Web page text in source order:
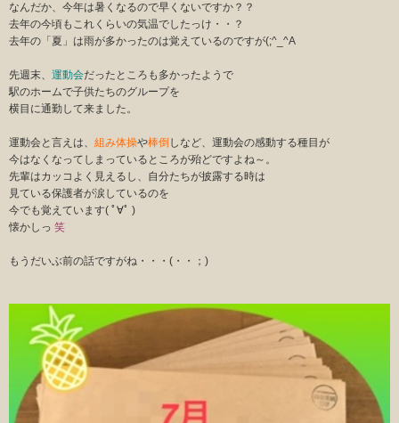
なんだか、今年は暑くなるので早くないですか？？
去年の今頃もこれくらいの気温でしたっけ・・？
去年の「夏」は雨が多かったのは覚えているのですが(;^_^A
先週末、 運動会だったところも多かったようで
駅のホームで子供たちのグループを
横目に通勤して来ました。
運動会と言えは、 組み体操や棒倒 しなど、運動会の感動する種目が
今はなくなってしまっているところが殆どですよね～。
先輩はカッコよく見えるし、自分たちが披露する時は
見ている保護者が涙しているのを
今でも覚えています( ﾟ∀ﾟ )
懐かしっ 笑
もうだいぶ前の話ですがね・・・(・・；)